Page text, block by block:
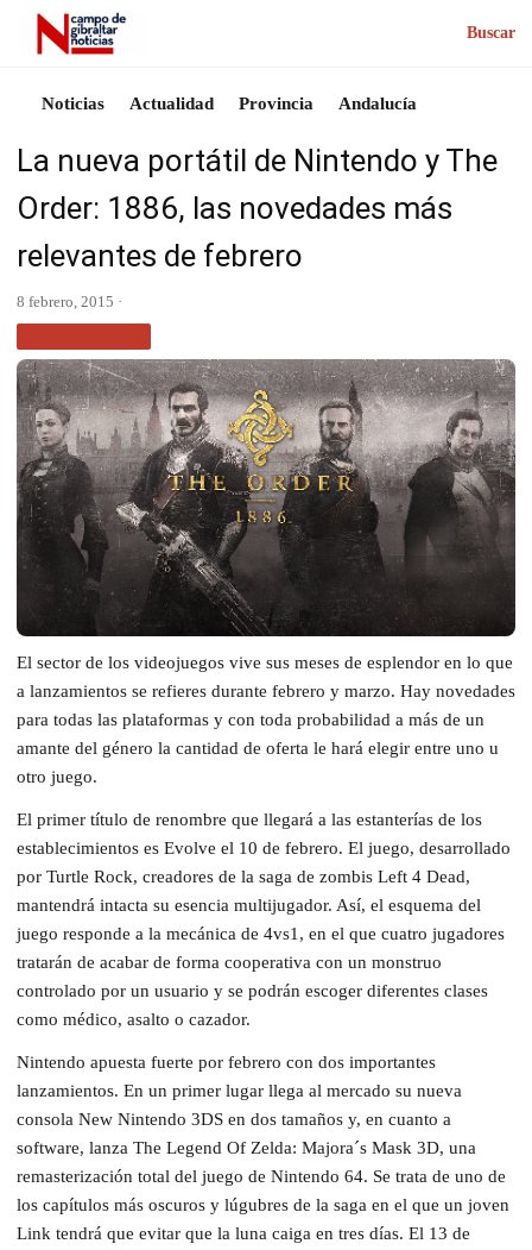
Buscar
Noticias Actualidad Provincia Andalucía
La nueva portátil de Nintendo y The
Order: 1886, las novedades más
relevantes de febrero
8 febrero, 2015 ·
El sector de los videojuegos vive sus meses de esplendor en lo que
a lanzamientos se refieres durante febrero y marzo. Hay novedades
para todas las plataformas y con toda probabilidad a más de un
amante del género la cantidad de oferta le hará elegir entre uno u
otro juego.
El primer título de renombre que llegará a las estanterías de los
establecimientos es Evolve el 10 de febrero. El juego, desarrollado
por Turtle Rock, creadores de la saga de zombis Left 4 Dead,
mantendrá intacta su esencia multijugador. Así, el esquema del
juego responde a la mecánica de 4vs1, en el que cuatro jugadores
tratarán de acabar de forma cooperativa con un monstruo
controlado por un usuario y se podrán escoger diferentes clases
como médico, asalto o cazador.
Nintendo apuesta fuerte por febrero con dos importantes
lanzamientos. En un primer lugar llega al mercado su nueva
consola New Nintendo 3DS en dos tamaños y, en cuanto a
software, lanza The Legend Of Zelda: Majora´s Mask 3D, una
remasterización total del juego de Nintendo 64. Se trata de uno de
los capítulos más oscuros y lúgubres de la saga en el que un joven
Link tendrá que evitar que la luna caiga en tres días. El 13 de